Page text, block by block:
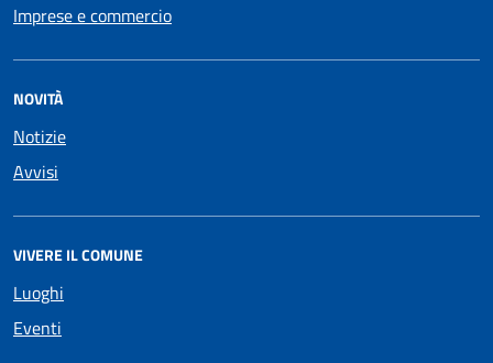
Imprese e commercio
NOVITÀ
Notizie
Avvisi
VIVERE IL COMUNE
Luoghi
Eventi